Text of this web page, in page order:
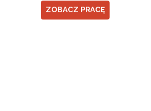
ZOBACZ PRACĘ